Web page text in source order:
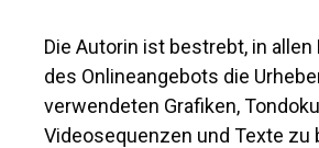
Die Autorin ist bestrebt, in allen
des Onlineangebots die
verwendeten Grafiken,
Videosequenzen und Texte zu